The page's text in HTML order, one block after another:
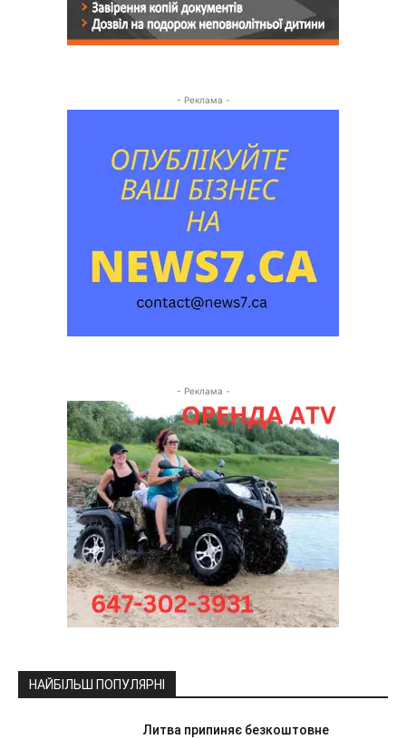
- Реклама -
- Реклама -
НАЙБІЛЬШ ПОПУЛЯРНІ
Литва припиняє безкоштовне